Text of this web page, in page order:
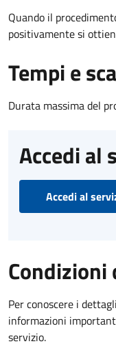
Quando il
positivamente si
Tempi e
Durata massima del
Accedi al
Accedi al
Condizioni
Per conoscere i
informazioni
servizio.